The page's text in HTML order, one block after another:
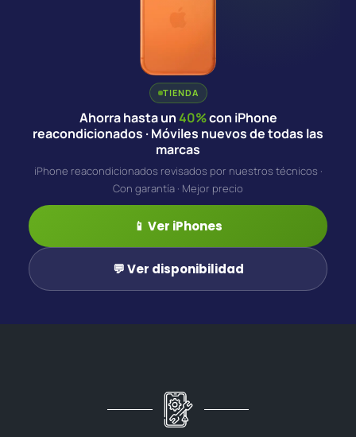
TIENDA
Ahorra hasta un40%con iPhone
reacondicionados · Móviles nuevos de todas las
marcas
iPhone reacondicionados revisados por nuestros técnicos ·
Con garantía · Mejor precio
📱 Ver iPhones
💬 Ver disponibilidad